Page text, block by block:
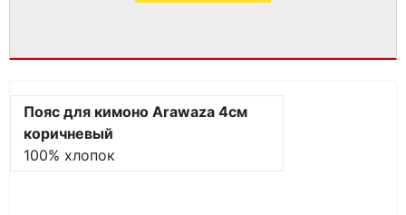
Пояс для кимоно Arawaza 4см
коричневый
100% хлопок